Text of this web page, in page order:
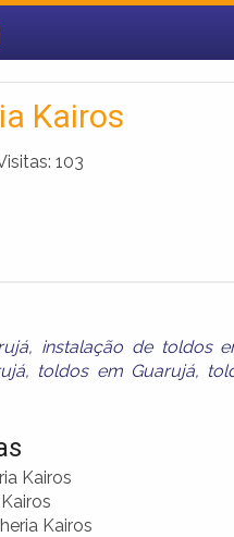
Kairos
103
, instalação de toldos
, toldos em Guarujá,
Kairos
Kairos